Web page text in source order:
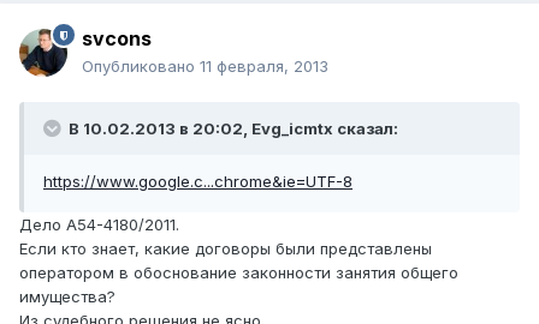
svcons
Опубликовано 11 февраля, 2013
В 10.02.2013 в 20:02, Evg_icmtx сказал:
https://www.google.c...chrome&ie=UTF-8
Дело А54-4180/2011.
Если кто знает, какие договоры были представлены
оператором в обоснование законности занятия общего
имущества?